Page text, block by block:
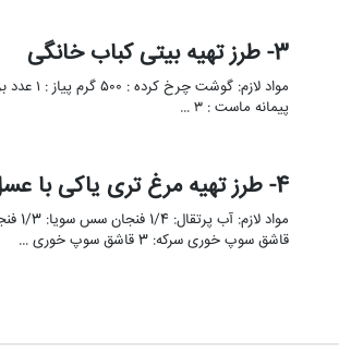
3- طرز تهیه بیتی کباب خانگی
پیمانه ماست : ۳ …
4- طرز تهیه مرغ تری یاکی با عسل ( ژاپنی )
قاشق سوپ خوری سرکه: 3 قاشق سوپ خوری …